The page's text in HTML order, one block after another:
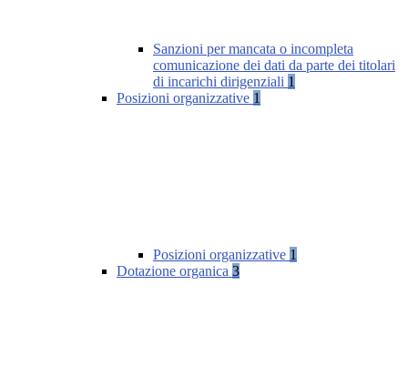
Sanzioni per mancata o incompleta
comunicazione dei dati da parte dei titolari
di incarichi dirigenziali 1
Posizioni organizzative 1
Posizioni organizzative 1
Dotazione organica 3